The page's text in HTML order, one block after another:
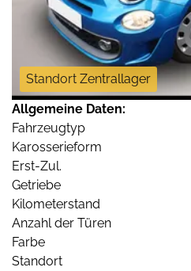
Standort Zentrallager
Allgemeine Daten:
Fahrzeugtyp
Karosserieform
Erst-Zul.
Getriebe
Kilometerstand
Anzahl der Türen
Farbe
Standort